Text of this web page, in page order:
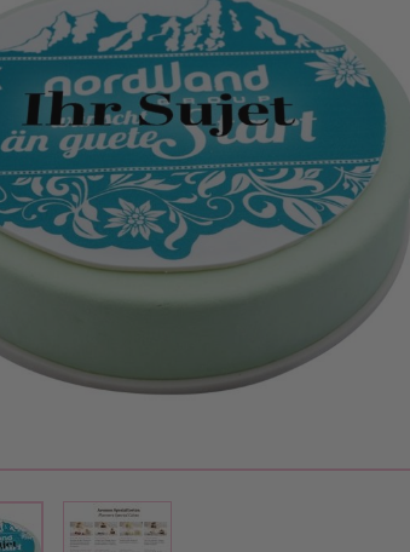
View larger imageView larger image